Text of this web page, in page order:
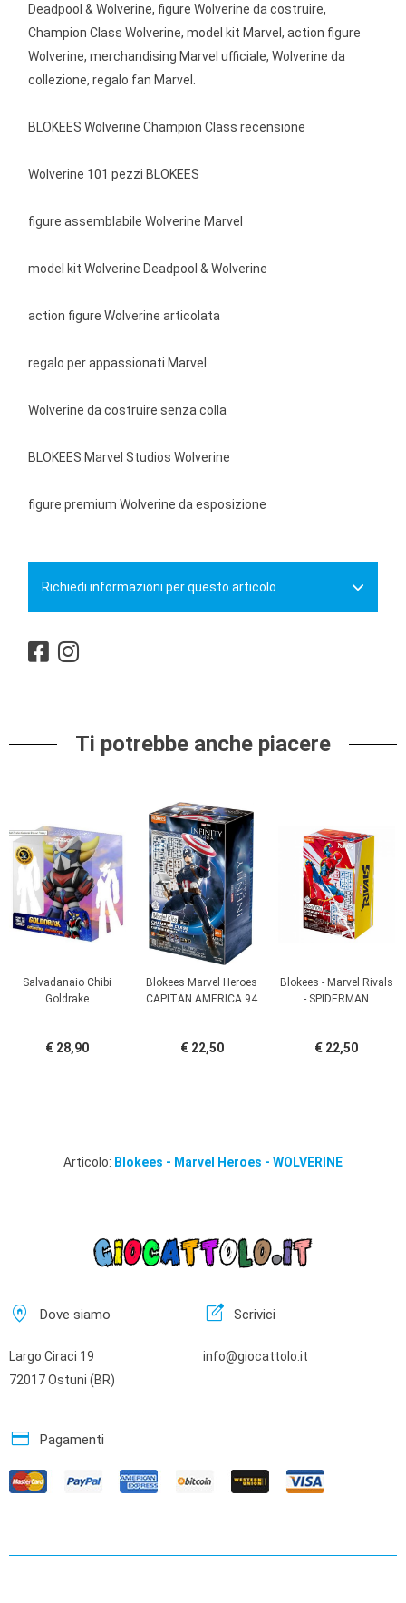
Deadpool & Wolverine, figure Wolverine da costruire,
Champion Class Wolverine, model kit Marvel, action figure
Wolverine, merchandising Marvel ufficiale, Wolverine da
collezione, regalo fan Marvel.
BLOKEES Wolverine Champion Class recensione
Wolverine 101 pezzi BLOKEES
figure assemblabile Wolverine Marvel
model kit Wolverine Deadpool & Wolverine
action figure Wolverine articolata
regalo per appassionati Marvel
Wolverine da costruire senza colla
BLOKEES Marvel Studios Wolverine
figure premium Wolverine da esposizione
Richiedi informazioni per questo articolo
Ti potrebbe anche piacere
Salvadanaio Chibi
Goldrake
€ 28,90
Blokees Marvel Heroes
CAPITAN AMERICA 94
€ 22,50
Blokees - Marvel Rivals
- SPIDERMAN
€ 22,50
Articolo: Blokees - Marvel Heroes - WOLVERINE
home_pin Dove siamo
Largo Ciraci 19
72017 Ostuni (BR)
edit_square Scrivici
info@giocattolo.it
credit_card Pagamenti